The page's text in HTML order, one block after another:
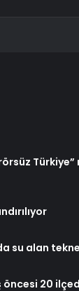
su alan
öncesi 20